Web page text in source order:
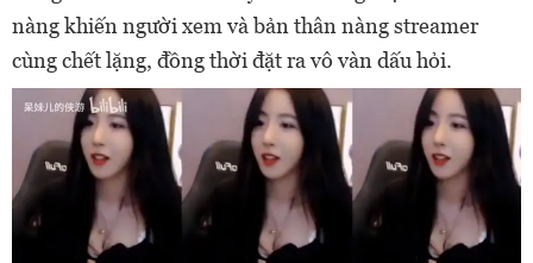
nàng khiến người xem và bản thân nàng streamer
cùng chết lặng, đồng thời đặt ra vô vàn dấu hỏi.